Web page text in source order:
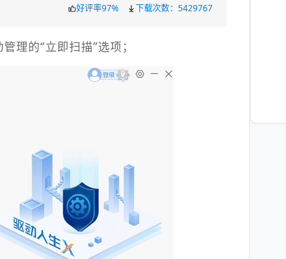
好评率97% 下载次数：5429767
理的“立即扫描”选项；